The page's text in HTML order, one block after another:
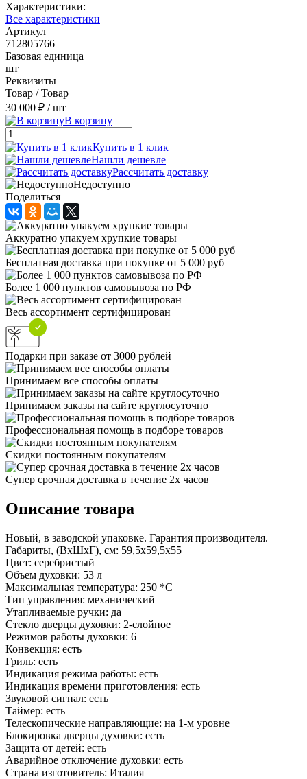
Характеристики:
Все характеристики
Артикул
712805766
Базовая единица
шт
Реквизиты
Товар / Товар
30 000 ₽ / шт
В корзину
Купить в 1 клик
Нашли дешевле
Рассчитать доставку
Недоступно
Поделиться
Аккуратно упакуем хрупкие товары
Бесплатная доставка при покупке от 5 000 руб
Более 1 000 пунктов самовывоза по РФ
Весь ассортимент сертифицирован
Подарки при заказе от 3000 рублей
Принимаем все способы оплаты
Принимаем заказы на сайте круглосуточно
Профессиональная помощь в подборе товаров
Скидки постоянным покупателям
Супер срочная доставка в течение 2х часов
Описание товара
Новый, в заводской упаковке. Гарантия производителя.
Габариты, (ВхШхГ), см: 59,5х59,5х55
Цвет: серебристый
Объем духовки: 53 л
Максимальная температура: 250 *С
Тип управления: механический
Утапливаемые ручки: да
Стекло дверцы духовки: 2-слойное
Режимов работы духовки: 6
Конвекция: есть
Гриль: есть
Индикация режима работы: есть
Индикация времени приготовления: есть
Звуковой сигнал: есть
Таймер: есть
Телескопические направляющие: на 1-м уровне
Блокировка дверцы духовки: есть
Защита от детей: есть
Аварийное отключение духовки: есть
Страна изготовитель: Италия